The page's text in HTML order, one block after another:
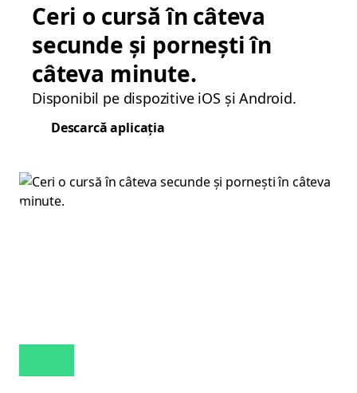
Ceri o cursă în câteva
secunde și pornești în
câteva minute.
Disponibil pe dispozitive iOS și Android.
Descarcă aplicația